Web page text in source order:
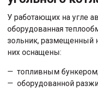
У работающих на угле
оборудованная
зольник, размещенный
них оснащены:
топливным
оборудованной